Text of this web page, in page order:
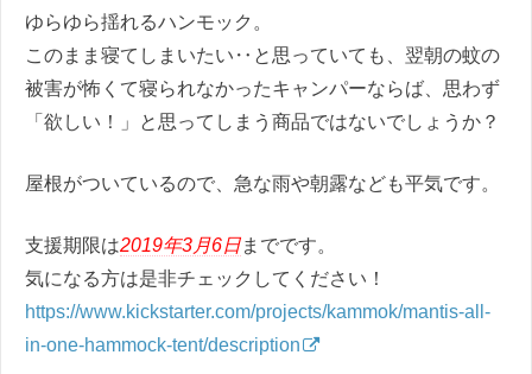
ゆらゆら揺れるハンモック。
このまま寝てしまいたい‥と思っていても、翌朝の蚊の
被害が怖くて寝られなかったキャンパーならば、思わず
「欲しい！」と思ってしまう商品ではないでしょうか？
屋根がついているので、急な雨や朝露なども平気です。
支援期限は2019年3月6日までです。
気になる方は是非チェックしてください！
https://www.kickstarter.com/projects/kammok/mantis-all-
in-one-hammock-tent/description